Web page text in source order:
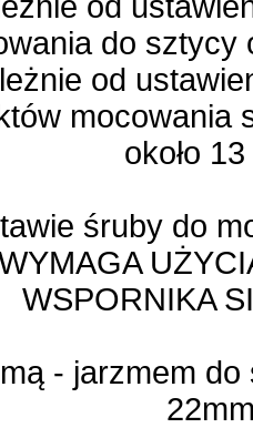
do sztycy
od
około
śruby do
WSPORNIKA
- jarzmem